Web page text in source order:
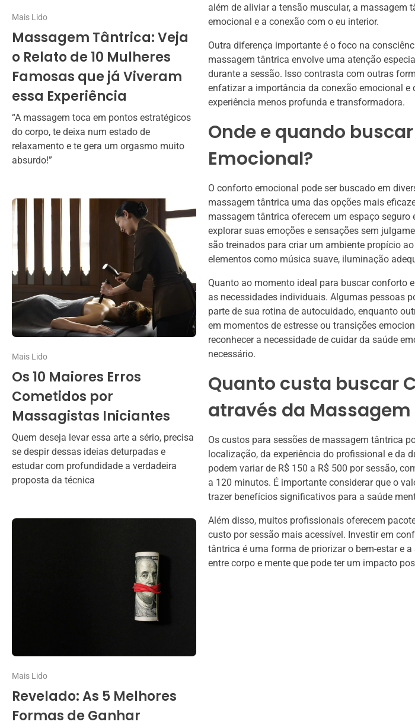
Mais Lido
Massagem Tântrica: Veja
o Relato de 10 Mulheres
Famosas que já Viveram
essa Experiência
“A massagem toca em pontos estratégicos
do corpo, te deixa num estado de
relaxamento e te gera um orgasmo muito
absurdo!”
Mais Lido
Os 10 Maiores Erros
Cometidos por
Massagistas Iniciantes
Quem deseja levar essa arte a sério, precisa
se despir dessas ideias deturpadas e
estudar com profundidade a verdadeira
proposta da técnica
Mais Lido
Revelado: As 5 Melhores
Formas de Ganhar
além de aliviar a tensão muscular, a massagem
emocional e a conexão com o eu interior.
Outra diferença importante é o foco na
massagem tântrica envolve uma atenção
durante a sessão. Isso contrasta com outras
enfatizar a importância da conexão emocional e
experiência menos profunda e transformadora.
Onde e quando
Emocional?
O conforto emocional pode ser buscado em
massagem tântrica uma das opções mais
massagem tântrica oferecem um espaço seguro
explorar suas emoções e sensações sem
são treinados para criar um ambiente propício
elementos como música suave, iluminação
Quanto ao momento ideal para buscar conforto
as necessidades individuais. Algumas pessoas
parte de sua rotina de autocuidado, enquanto
em momentos de estresse ou transições
reconhecer a necessidade de cuidar da saúde
necessário.
Quanto custa buscar
através da
Os custos para sessões de massagem tântrica
localização, da experiência do profissional e da
podem variar de R$ 150 a R$ 500 por sessão,
a 120 minutos. É importante considerar que o
trazer benefícios significativos para a saúde
Além disso, muitos profissionais oferecem
custo por sessão mais acessível. Investir em
tântrica é uma forma de priorizar o bem-estar e
entre corpo e mente que pode ter um impacto